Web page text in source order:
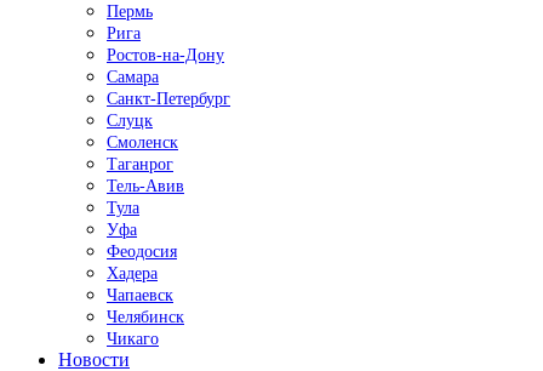
Пермь
Рига
Ростов-на-Дону
Самара
Санкт-Петербург
Слуцк
Смоленск
Таганрог
Тель-Авив
Тула
Уфа
Феодосия
Хадера
Чапаевск
Челябинск
Чикаго
Новости